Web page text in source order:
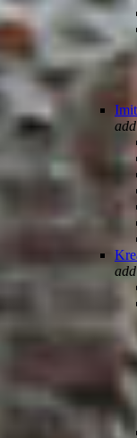
add
add